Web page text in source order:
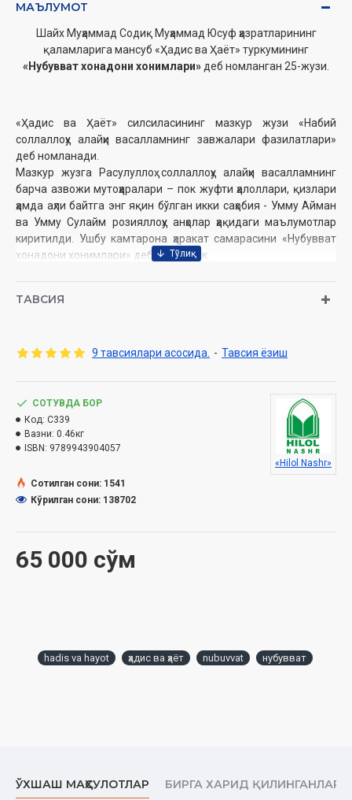
МАЪЛУМОТ
Шайх Муҳаммад Содиқ Муҳаммад Юсуф ҳазратларининг
қаламларига мансуб «Ҳадис ва Ҳаёт» туркумининг
«Нубувват хонадони хонимлари»деб номланган 25-жузи.
«Ҳадис ва Ҳаёт» силсиласининг мазкур жузи «Набий
соллаллоҳу алайҳи васалламнинг завжалари фазилатлари»
деб номланади.
Мазкур жузга Расулуллоҳ соллаллоҳу алайҳи васалламнинг
барча азвожи мутоҳҳаралари – пок жуфти ҳалоллари, қизлари
ҳамда аҳли байтга энг яқин бўлган икки саҳобия - Умму Айман
ва Умму Сулайм розияллоҳу анҳолар ҳақидаги маълумотлар
киритилди. Ушбу камтарона ҳаракат самарасини «Нубувват
хонадони хонимлари» деб номладик.
маълумотлар жуда ҳам зарур. Зеро, ҳозирги ва келгуси авлод
Нашриёт:«Hilol-Nashr» нашриёт-матбааси
Сана: 2023 йил (2014, 2016, 2019, 2021,2022)
Ҳажми:456 бет
Муқоваси: қаттиқ
ҳузуридаги Дин ишлари бўйича қўмитанинг 2020 йил 10
Электрон шакли
фазллари
Саййида Оиша бинти Абу Бакр розияллоҳу анҳонинг фазллари
ТАВСИЯ
9 тавсиялари асосида. - Тавсия ёзиш
65 000 сўм
СОТУВДА БОР
Код: C339
Вазни: 0.46кг
ISBN: 9789943904057
«Hilol Nashr»
Сотилган сони: 1541
Кўрилган сони: 138702
hadis va hayot ҳадис ва ҳаёт nubuvvat нубувват
ЎХШАШ МАҲСУЛОТЛАР БИРГА ХАРИД ҚИЛИНГАНЛАР